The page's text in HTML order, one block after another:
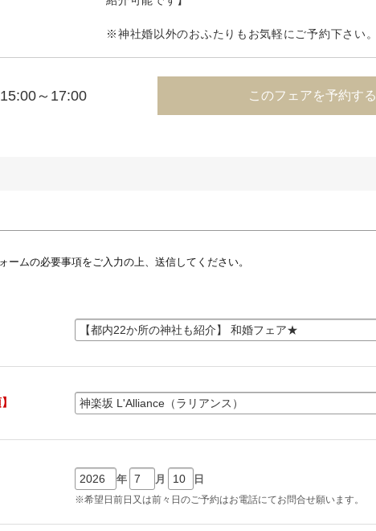
※神社婚以外のおふたりもお気軽にご予約下さい。
15:00～17:00 このフェアを予約する